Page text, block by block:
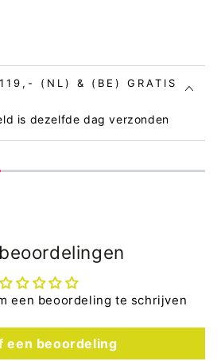
(NL) & (BE) GRATIS
is dezelfde dag verzonden
een beoordeling te schrijven
een beoordeling